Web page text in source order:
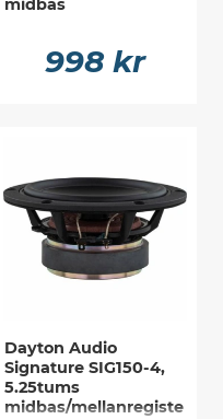
midbas
998 kr
Dayton Audio
Signature SIG150-4,
5.25tums
midbas/mellanregiste